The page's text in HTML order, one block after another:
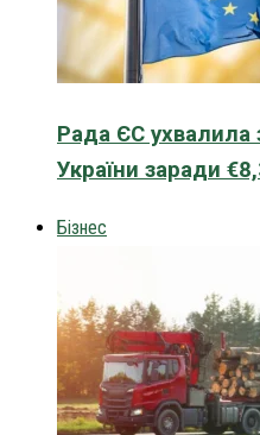
Рада ЄС ухвалила
України заради
Бізнес